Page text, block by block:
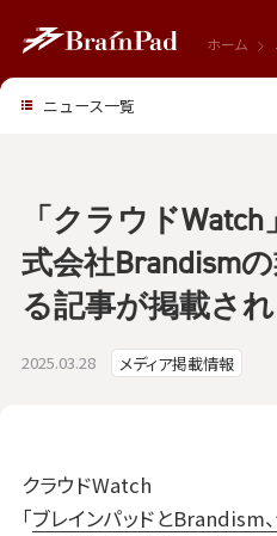
ホーム
2025.03.28 メディア掲載情報
「クラウド
式会社Brandism
る記事が掲載さ
クラウドWatch
「ブレインパッドとBrandism
ニュース一覧